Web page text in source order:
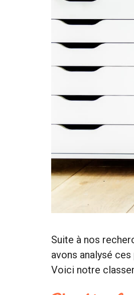
Suite à nos
avons analysé
Voici notre